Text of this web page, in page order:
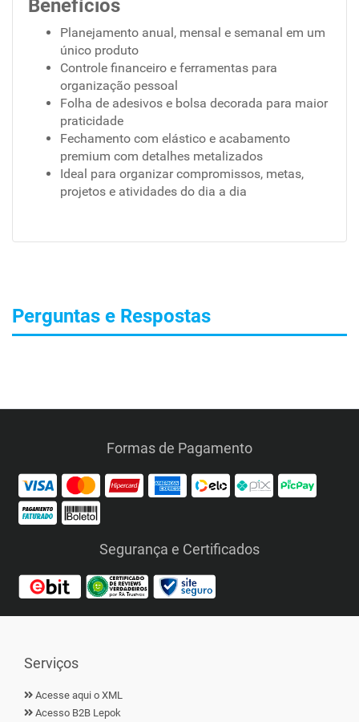
Benefícios
Planejamento anual, mensal e semanal em um
único produto
Controle financeiro e ferramentas para
organização pessoal
Folha de adesivos e bolsa decorada para maior
praticidade
Fechamento com elástico e acabamento
premium com detalhes metalizados
Ideal para organizar compromissos, metas,
projetos e atividades do dia a dia
Perguntas e Respostas
Formas de Pagamento
Segurança e Certificados
Serviços
Acesse aqui o XML
Acesso B2B Lepok